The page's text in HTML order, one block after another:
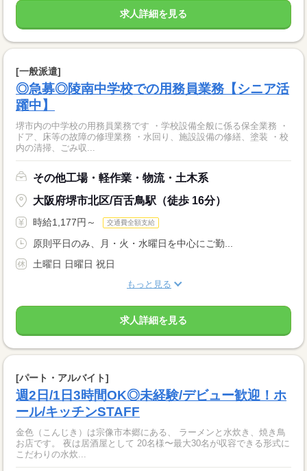
求人詳細を見る
[一般派遣]
◎急募◎陵南中学校での用務員業務【シニア活
躍中】
堺市内の中学校の用務員業務です ・学校設備全般に係る保全業務 ・
ドア、床等の故障の修理業務 ・水回り、施設設備の修繕、塗装 ・校
内の清掃、ごみ収...
その他工場・軽作業・物流・土木系
大阪府堺市北区/百舌鳥駅（徒歩 16分）
時給1,177円～ 交通費全額支給
原則平日のみ、月・火・水曜日を中心にご勤...
土曜日 日曜日 祝日
もっと見る
求人詳細を見る
[パート・アルバイト]
週2日/1日3時間OK◎未経験/デビュー歓迎！ホ
ール/キッチンSTAFF
金色（こんじき）は宗像市本郷にある、 ラーメンと水炊き、焼き鳥
お店です。 夜は居酒屋として 20名様〜最大30名が収容できる形式に
こだわりの水炊...